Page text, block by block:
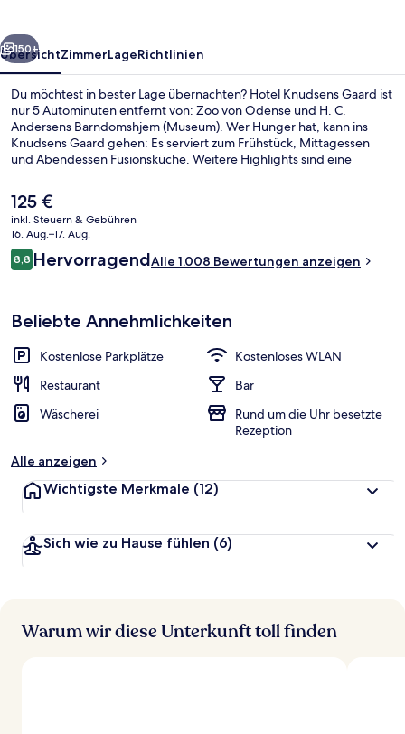
Weiter
150+
ÜbersichtZimmerLageRichtlinien
Du möchtest in bester Lage übernachten? Hotel Knudsens Gaard ist
nur 5 Autominuten entfernt von: Zoo von Odense und H. C.
Andersens Barndomshjem (Museum). Wer Hunger hat, kann ins
Knudsens Gaard gehen: Es serviert zum Frühstück, Mittagessen
und Abendessen Fusionsküche. Weitere Highlights sind eine
Andere Reisende haben viel Gutes über das hilfsbereite Personal zu
berichten.
Der
aktuelle
Preis
beträgt
125 €.
125 €
inkl. Steuern & Gebühren
16. Aug.–17. Aug.
Bewertungen
8,88,8 von 10.
HervorragendAlle 1.008 Bewertungen anzeigen
Beliebte Annehmlichkeiten
Kostenlose Parkplätze
Kostenloses WLAN
Restaurant
Bar
Wäscherei
Rund um die Uhr besetzte
Rezeption
Alle anzeigen
Wichtigste Merkmale (12)
Sich wie zu Hause fühlen (6)
Warum wir diese Unterkunft toll finden